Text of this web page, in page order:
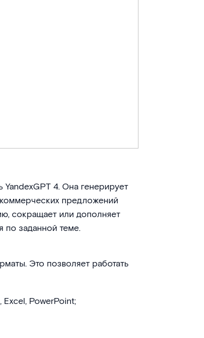
YandexGPT 4. Она генерирует
предложений
сокращает или дополняет
по заданной теме.
Это позволяет работать
Excel, PowerPoint;